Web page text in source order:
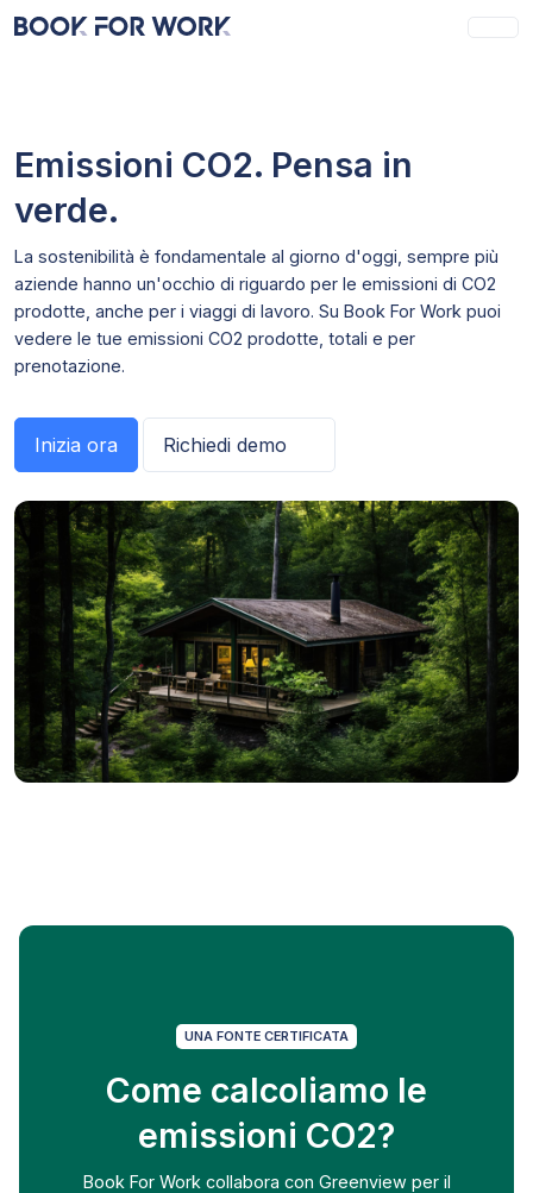
Emissioni CO2. Pensa in
verde.
La sostenibilità è fondamentale al giorno d'oggi, sempre più
aziende hanno un'occhio di riguardo per le emissioni di CO2
prodotte, anche per i viaggi di lavoro. Su Book For Work puoi
vedere le tue emissioni CO2 prodotte, totali e per
prenotazione.
Inizia ora Richiedi demo
UNA FONTE CERTIFICATA
Come calcoliamo le
emissioni CO2?
Book For Work collabora con Greenview per il